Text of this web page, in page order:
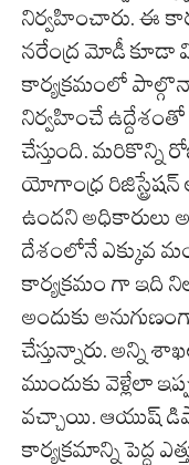
నిర్వహించారు. ఈ
నరేంద్ర మోడీ
కార్యక్రమంలో
నిర్వహించే ఉద్దేశంతో
చేస్తుంది. మరికొన్ని
యోగాంధ్ర
ఉందని అధికారులు
దేశంలోనే ఎక్కువ
కార్యక్రమం గా ఇది
అందుకు
చేస్తున్నారు. అన్ని
ముందుకు వెళ్లేలా
వచ్చాయి. ఆయుష్
కార్యక్రమాన్ని పెద్ద